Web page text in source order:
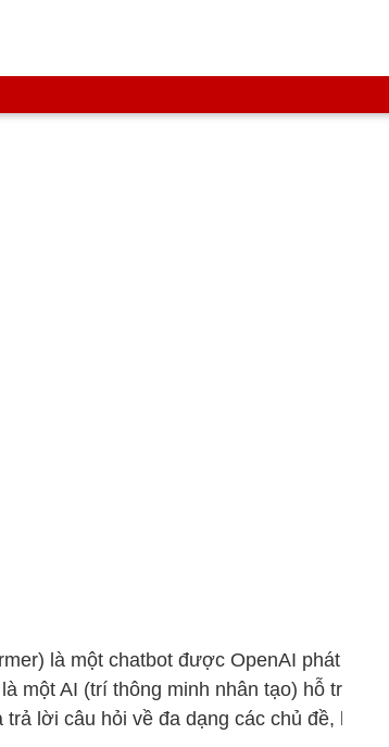
là một chatbot được OpenAI phát triển
một AI (trí thông minh nhân tạo) hỗ trợ bạn
lời câu hỏi về đa dạng các chủ đề, lĩnh